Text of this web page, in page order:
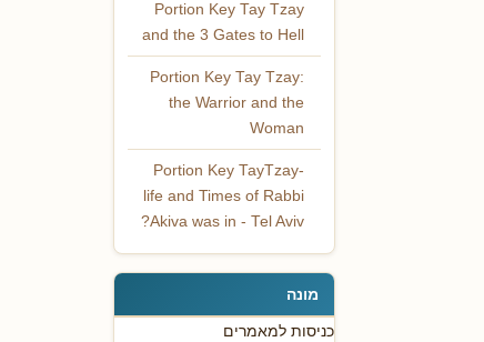
Portion Key Tay Tzay
and the 3 Gates to Hell
Portion Key Tay Tzay:
the Warrior and the
Woman
Portion Key TayTzay-
life and Times of Rabbi
Akiva was in - Tel Aviv?
מונה
כניסות למאמרים